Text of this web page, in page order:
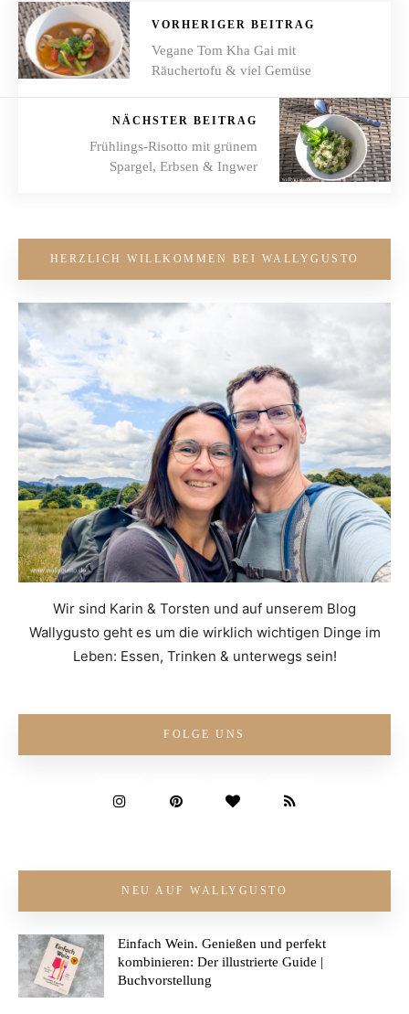
VORHERIGER BEITRAG
Vegane Tom Kha Gai mit
Räuchertofu & viel Gemüse
NÄCHSTER BEITRAG
Frühlings-Risotto mit grünem
Spargel, Erbsen & Ingwer
HERZLICH WILLKOMMEN BEI WALLYGUSTO
Wir sind Karin & Torsten und auf unserem Blog
Wallygusto geht es um die wirklich wichtigen Dinge im
Leben: Essen, Trinken & unterwegs sein!
FOLGE UNS
NEU AUF WALLYGUSTO
Einfach Wein. Genießen und perfekt
kombinieren: Der illustrierte Guide |
Buchvorstellung